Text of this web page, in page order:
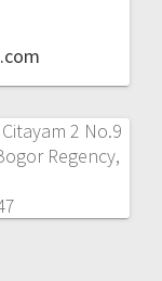
2 No.9
Regency,